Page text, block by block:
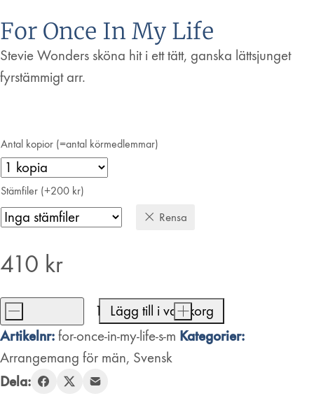
For Once In My Life
Stevie Wonders sköna hit i ett tätt, ganska lättsjunget
fyrstämmigt arr.
Antal kopior (=antal körmedlemmar)
Stämfiler (+200 kr)
Rensa
410 kr
For
Once
In
My
- +
Lägg till i varukorg
Artikelnr: for-once-in-my-life-s-m Kategorier:
Arrangemang för män, Svensk
Dela: